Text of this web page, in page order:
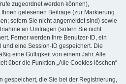
zugeordnet werden können),
gelesenen Beiträge (zur Markierung
sofern Sie nicht angemeldet sind) sowie
an Umfragen (sofern Sie nicht
Ferner werden Ihre Benutzer-ID, ein
eine Session-ID gespeichert. Die
eine Gültigkeit von einem Jahr. Alle
über die Funktion „Alle Cookies löschen“
gespeichert, die Sie bei der Registrierung,